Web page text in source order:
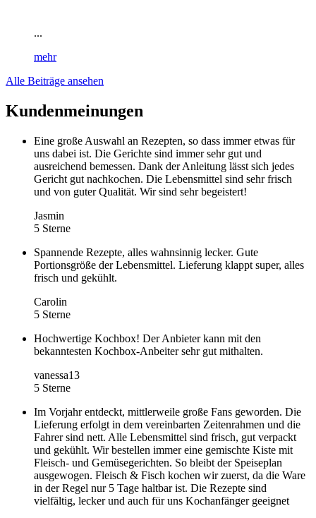
...
mehr
Alle Beiträge ansehen
Kundenmeinungen
Eine große Auswahl an Rezepten, so dass immer etwas für
uns dabei ist. Die Gerichte sind immer sehr gut und
ausreichend bemessen. Dank der Anleitung lässt sich jedes
Gericht gut nachkochen. Die Lebensmittel sind sehr frisch
und von guter Qualität. Wir sind sehr begeistert!
Jasmin
5 Sterne
Spannende Rezepte, alles wahnsinnig lecker. Gute
Portionsgröße der Lebensmittel. Lieferung klappt super, alles
frisch und gekühlt.
Carolin
5 Sterne
Hochwertige Kochbox! Der Anbieter kann mit den
bekanntesten Kochbox-Anbeiter sehr gut mithalten.
vanessa13
5 Sterne
Im Vorjahr entdeckt, mittlerweile große Fans geworden. Die
Lieferung erfolgt in dem vereinbarten Zeitenrahmen und die
Fahrer sind nett. Alle Lebensmittel sind frisch, gut verpackt
und gekühlt. Wir bestellen immer eine gemischte Kiste mit
Fleisch- und Gemüsegerichten. So bleibt der Speiseplan
ausgewogen. Fleisch & Fisch kochen wir zuerst, da die Ware
in der Regel nur 5 Tage haltbar ist. Die Rezepte sind
vielfältig, lecker und auch für uns Kochanfänger geeignet